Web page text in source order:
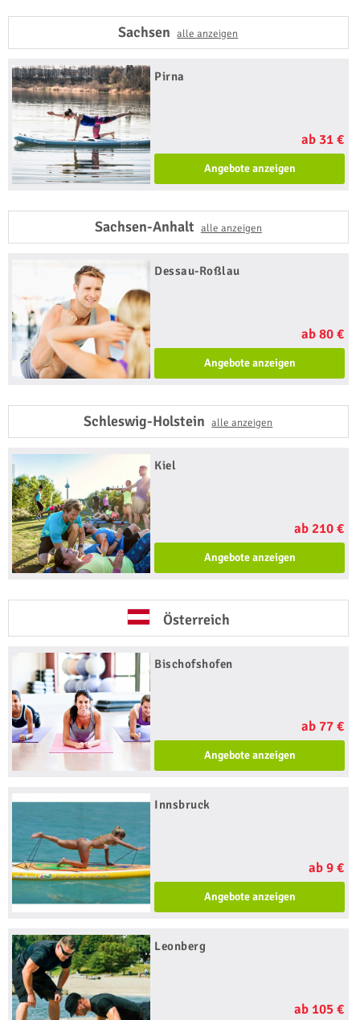
Sachsenalle anzeigen
Pirna
ab 31 €
Angebote anzeigen
Sachsen-Anhalt alle anzeigen
Dessau-Roßlau
ab 80 €
Angebote anzeigen
Schleswig-Holsteinalle anzeigen
Kiel
ab 210 €
Angebote anzeigen
Österreich
Bischofshofen
ab 77 €
Angebote anzeigen
Innsbruck
ab 9 €
Angebote anzeigen
Leonberg
ab 105 €